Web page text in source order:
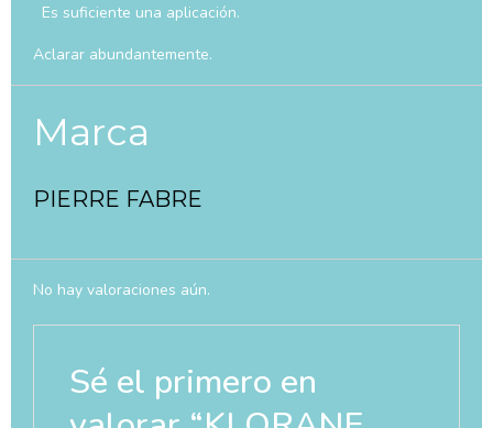
Es suficiente una aplicación.
Aclarar abundantemente.
Marca
PIERRE FABRE
No hay valoraciones aún.
Sé el primero en